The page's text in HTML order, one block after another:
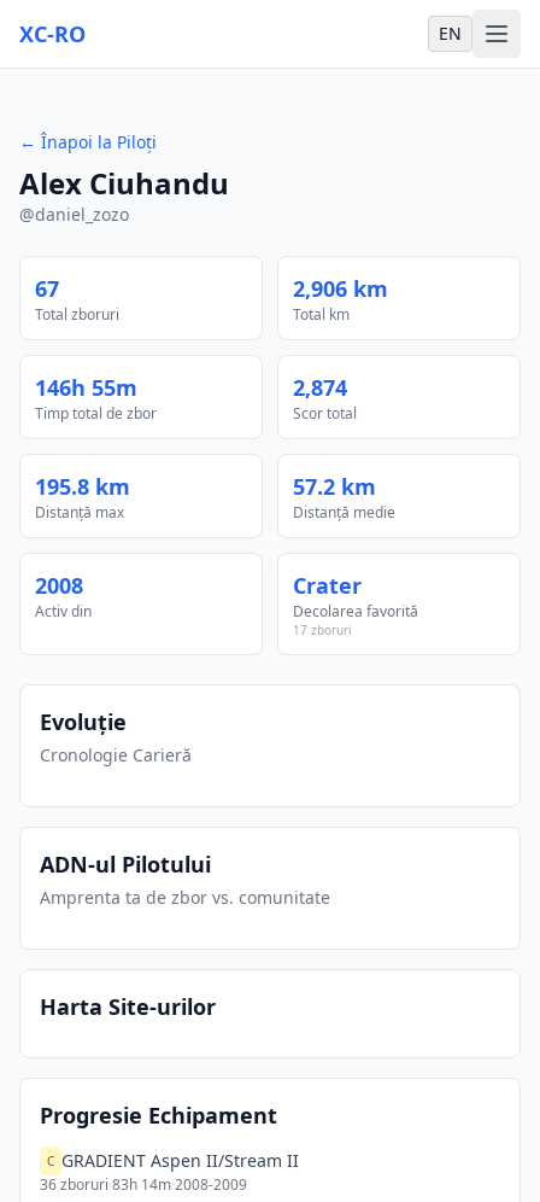
XC-RO EN
← Înapoi la Piloți
Alex Ciuhandu
@daniel_zozo
67
Total zboruri
2,906 km
Total km
146h 55m
Timp total de zbor
2,874
Scor total
195.8 km
Distanță max
57.2 km
Distanță medie
2008
Activ din
Crater
Decolarea favorită
17 zboruri
Evoluție
Cronologie Carieră
ADN-ul Pilotului
Amprenta ta de zbor vs. comunitate
Harta Site-urilor
Progresie Echipament
C GRADIENT Aspen II/Stream II
36zboruri·83h 14m·2008-2009